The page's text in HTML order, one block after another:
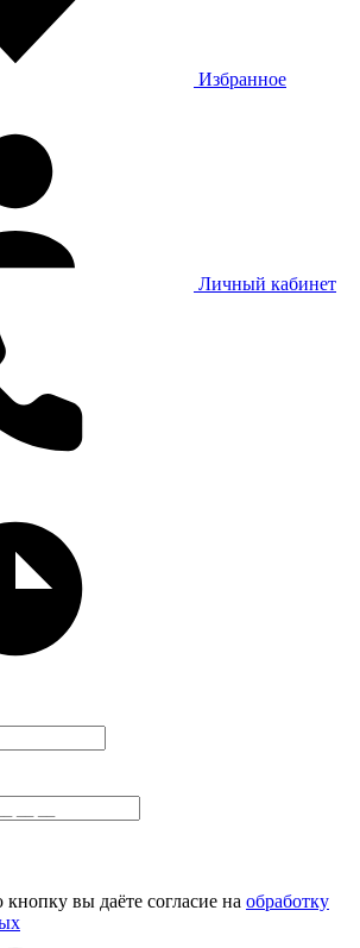
Избранное
Личный кабинет
вы даёте согласие на обработку